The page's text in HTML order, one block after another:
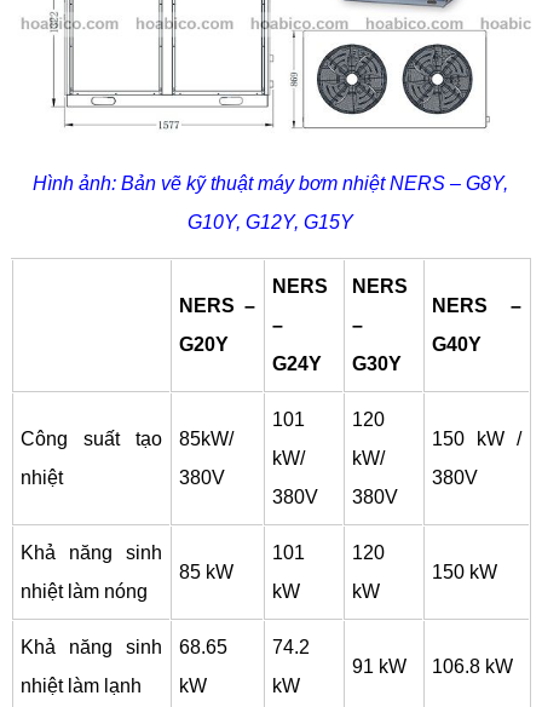
Hình ảnh: Bản vẽ kỹ thuật máy bơm nhiệt NERS – G8Y,
G10Y, G12Y, G15Y
NERS –
G20Y
NERS
–
G24Y
NERS
–
G30Y
NERS –
G40Y
Công suất tạo
nhiệt
85kW/
380V
101
kW/
380V
120
kW/
380V
150 kW /
380V
Khả năng sinh
nhiệt làm nóng
85 kW
101
kW
120
kW
150 kW
Khả năng sinh
nhiệt làm lạnh
68.65
kW
74.2
kW
91 kW 106.8 kW